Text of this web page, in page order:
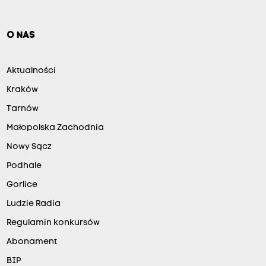
O NAS
Aktualności
Kraków
Tarnów
Małopolska Zachodnia
Nowy Sącz
Podhale
Gorlice
Ludzie Radia
Regulamin konkursów
Abonament
BIP